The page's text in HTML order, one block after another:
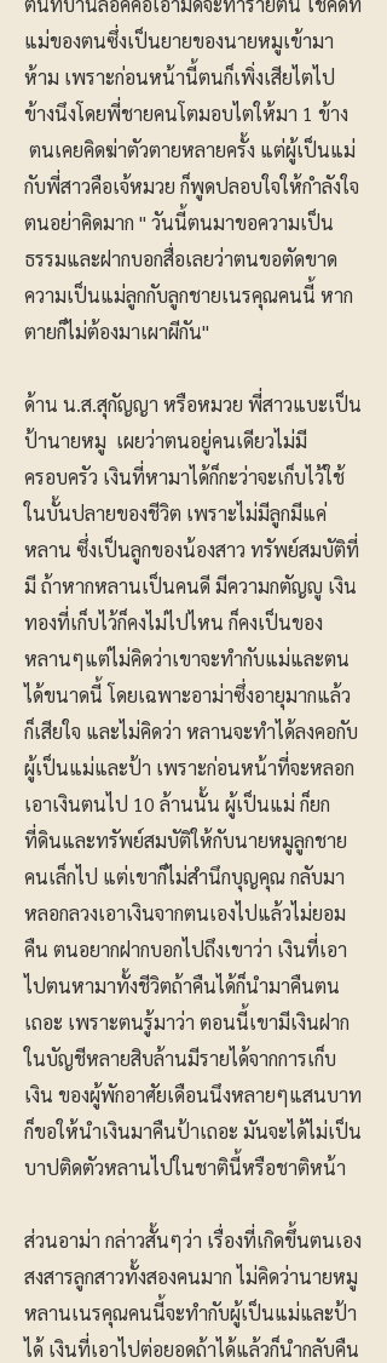
แม่ของตนซึ่งเป็นยายของนายหมูเข้ามา
ห้าม เพราะก่อนหน้านี้ตนก็เพิ่งเสียไตไป
ข้างนึงโดยพี่ชายคนโตมอบไตให้มา 1 ข้าง
ตนเคยคิดฆ่าตัวตายหลายครั้ง แต่ผู้เป็นแม่
กับพี่สาวคือเจ้หมวย ก็พูดปลอบใจให้กำลังใจ
ตนอย่าคิดมาก " วันนี้ตนมาขอความเป็น
ธรรมและฝากบอกสื่อเลยว่าตนขอตัดขาด
ความเป็นแม่ลูกกับลูกชายเนรคุณคนนี้ หาก
ตายก็ไม่ต้องมาเผาผีกัน"
ด้าน น.ส.สุกัญญา หรือหมวย พี่สาวแบะเป็น
ป้านายหมู เผยว่าตนอยู่คนเดียวไม่มี
ครอบครัว เงินที่หามาได้ก็กะว่าจะเก็บไว้ใช้
ในบั้นปลายของชีวิต เพราะไม่มีลูกมีแค่
หลาน ซึ่งเป็นลูกของน้องสาว ทรัพย์สมบัติที่
มี ถ้าหากหลานเป็นคนดี มีความกตัญญู เงิน
ทองที่เก็บไว้ก็คงไม่ไปไหน ก็คงเป็นของ
หลานๆแต่ไม่คิดว่าเขาจะทำกับแม่และตน
ได้ขนาดนี้ โดยเฉพาะอาม่าซึ่งอายุมากแล้ว
ก็เสียใจ และไม่คิดว่า หลานจะทำได้ลงคอกับ
ผู้เป็นแม่และป้า เพราะก่อนหน้าที่จะหลอก
เอาเงินตนไป 10 ล้านนั้น ผู้เป็นแม่ ก็ยก
ที่ดินและทรัพย์สมบัติให้กับนายหมูลูกชาย
คนเล็กไป แต่เขาก็ไม่สำนึกบุญคุณ กลับมา
หลอกลวงเอาเงินจากตนเองไปแล้วไม่ยอม
คืน ตนอยากฝากบอกไปถึงเขาว่า เงินที่เอา
ไปตนหามาทั้งชีวิตถ้าคืนได้ก็นำมาคืนตน
เถอะ เพราะตนรู้มาว่า ตอนนี้เขามีเงินฝาก
ในบัญชีหลายสิบล้านมีรายได้จากการเก็บ
เงิน ของผู้พักอาศัยเดือนนึงหลายๆแสนบาท
ก็ขอให้นำเงินมาคืนป้าเถอะ มันจะได้ไม่เป็น
บาปติดตัวหลานไปในชาตินี้หรือชาติหน้า
ส่วนอาม่า กล่าวสั้นๆว่า เรื่องที่เกิดขึ้นตนเอง
สงสารลูกสาวทั้งสองคนมาก ไม่คิดว่านายหมู
หลานเนรคุณคนนี้จะทำกับผู้เป็นแม่และป้า
ได้ เงินที่เอาไปต่อยอดถ้าได้แล้วก็นำกลับคืน